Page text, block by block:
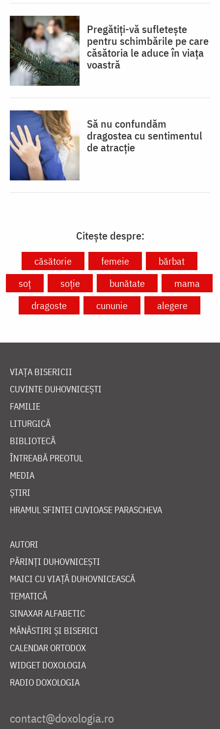
Pregătiți-vă sufletește
pentru schimbările pe care
căsătoria le aduce în viața
voastră
Să nu confundăm
dragostea cu sentimentul
de atracție
Citește despre:
căsătorie femeie
bărbat
soț
soție bunătate
mama
dragoste
cununie alegere
VIAȚA BISERICII
CUVINTE DUHOVNICEȘTI
FAMILIE
LITURGICĂ
BIBLIOTECĂ
ÎNTREABĂ PREOTUL
MEDIA
ȘTIRI
HRAMUL SFINTEI CUVIOASE PARASCHEVA
AUTORI
PĂRINȚI DUHOVNICEȘTI
MAICI CU VIAȚĂ DUHOVNICEASCĂ
TEMATICĂ
SINAXAR ALFABETIC
MĂNĂSTIRI ȘI BISERICI
CALENDAR ORTODOX
WIDGET DOXOLOGIA
RADIO DOXOLOGIA